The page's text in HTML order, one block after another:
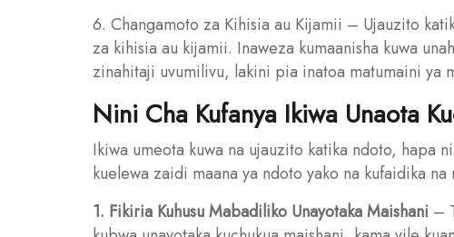
6. Changamoto za Kihisia au Kijamii – Ujauzito
za kihisia au kijamii. Inaweza kumaanisha kuwa
zinahitaji uvumilivu, lakini pia inatoa matumaini ya
Nini Cha Kufanya Ikiwa Unaota
Ikiwa umeota kuwa na ujauzito katika ndoto, hapa
kuelewa zaidi maana ya ndoto yako na kufaidika na
1. Fikiria Kuhusu Mabadiliko Unayotaka Maishani –